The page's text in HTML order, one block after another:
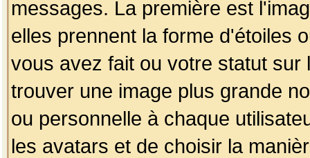
messages. La première est
elles prennent la forme d'étoiles
vous avez fait ou votre statut
trouver une image plus grande
ou personnelle à chaque
les avatars et de choisir la